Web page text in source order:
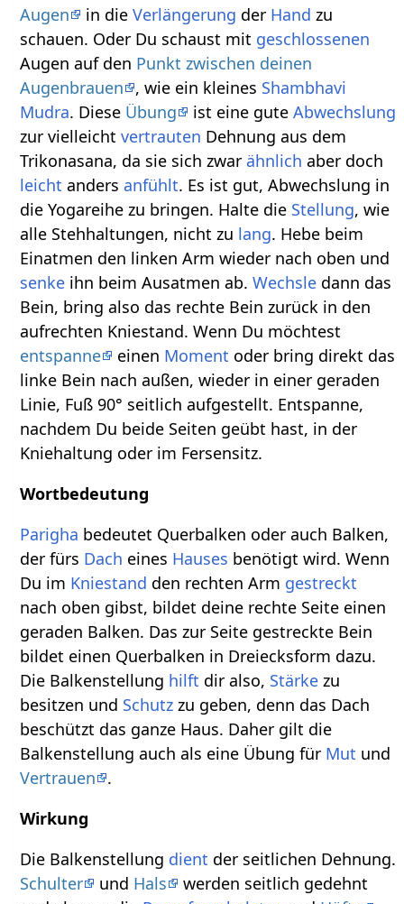
Augen
in dieVerlängerung der Hand zu
schauen. Oder Du schaust mit geschlossenen
Augen auf den Punkt zwischen deinen
Augenbrauen
, wie ein kleines Shambhavi
Mudra. Diese Übung ist eine guteAbwechslung
zur vielleichtvertrauten Dehnung aus dem
Trikonasana, da sie sich zwar ähnlich aber doch
leicht anders anfühlt. Es ist gut, Abwechslung in
die Yogareihe zu bringen. Halte die Stellung, wie
alle Stehhaltungen, nicht zu lang. Hebe beim
Einatmen den linken Arm wieder nach oben und
senke ihn beim Ausatmen ab.Wechsle dann das
Bein, bring also das rechte Bein zurück in den
aufrechten Kniestand. Wenn Du möchtest
entspanne
einen Moment oder bring direkt das
linke Bein nach außen, wieder in einer geraden
Linie, Fuß 90° seitlich aufgestellt. Entspanne,
nachdem Du beide Seiten geübt hast, in der
Kniehaltung oder im Fersensitz.
Wortbedeutung
Parigha bedeutet Querbalken oder auch Balken,
der fürs Dach eines Hauses benötigt wird. Wenn
Du im Kniestand den rechten Arm gestreckt
nach oben gibst, bildet deine rechte Seite einen
geraden Balken. Das zur Seite gestreckte Bein
bildet einen Querbalken in Dreiecksform dazu.
Die Balkenstellung hilft dir also, Stärke zu
besitzen und Schutz zu geben, denn das Dach
beschützt das ganze Haus. Daher gilt die
Balkenstellung auch als eine Übung für Mut und
Vertrauen
.
Wirkung
Die Balkenstellung dient der seitlichen Dehnung.
Schulter
und Hals
werden seitlich gedehnt